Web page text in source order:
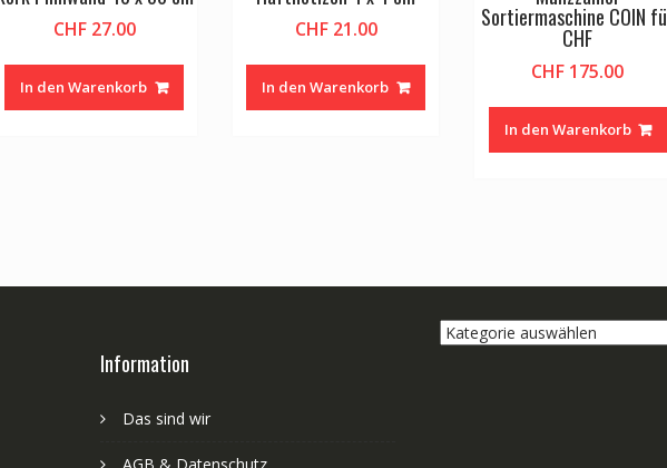
CHF27.00
In den Warenkorb
CHF21.00
In den Warenkorb
Sortiermaschine COIN
CHF
CHF 175.00
In den Warenkorb
Information
Das sind wir
Kategorie